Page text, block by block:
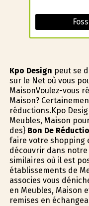
Kpo Design peut se
sur le Net où vous
MaisonVoulez-vous
Maison?
réductions.Kpo
Meubles, Maison
des} Bon De
faire votre shopping
découvrir dans
similaires où il est
établissements de
associes vous
en Meubles, Maison
remises en